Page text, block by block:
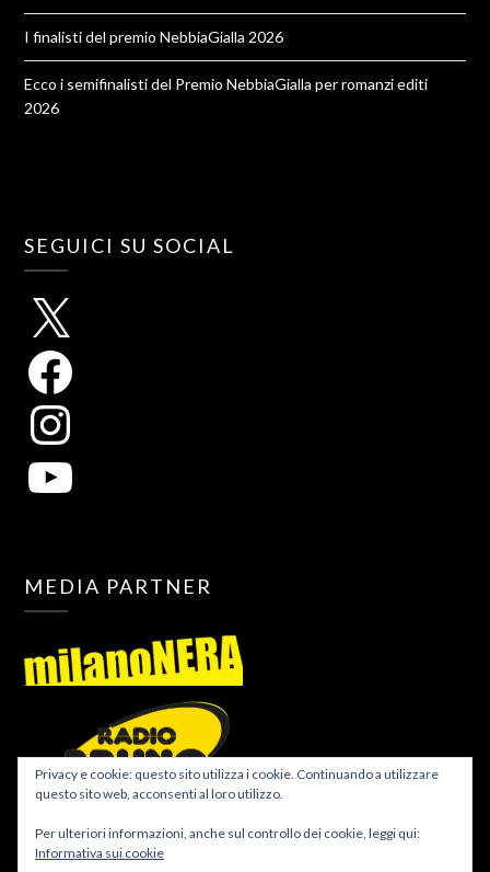
I finalisti del premio NebbiaGialla 2026
Ecco i semifinalisti del Premio NebbiaGialla per romanzi editi
2026
SEGUICI SU SOCIAL
MEDIA PARTNER
Privacy e cookie: questo sito utilizza i cookie. Continuando a utilizzare
questo sito web, acconsenti al loro utilizzo.
Per ulteriori informazioni, anche sul controllo dei cookie, leggi qui:
Informativa sui cookie